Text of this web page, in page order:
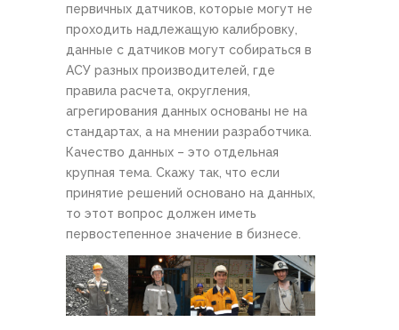
первичных датчиков, которые могут не
проходить надлежащую калибровку,
данные с датчиков могут собираться в
АСУ разных производителей, где
правила расчета, округления,
агрегирования данных основаны не на
стандартах, а на мнении разработчика.
Качество данных – это отдельная
крупная тема. Скажу так, что если
принятие решений основано на данных,
то этот вопрос должен иметь
первостепенное значение в бизнесе.